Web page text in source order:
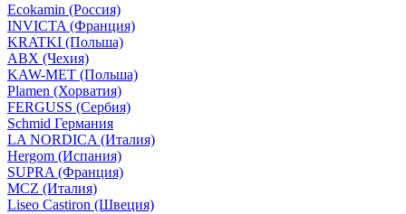
Ecokamin (Россия)
INVICTA (Франция)
KRATKI (Польша)
ABX (Чехия)
KAW-MET (Польша)
Plamen (Хорватия)
FERGUSS (Сербия)
Schmid Германия
LA NORDICA (Италия)
Hergom (Испания)
SUPRA (Франция)
MCZ (Италия)
Liseo Castiron (Швеция)